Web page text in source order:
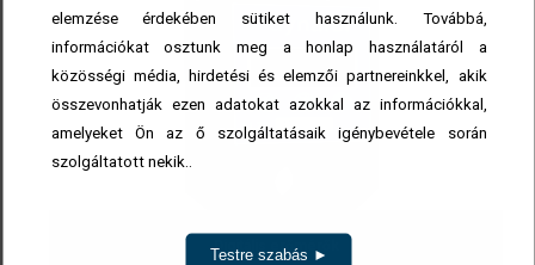
Digitális erőmérők
elemzése érdekében sütiket használunk. Továbbá,
információkat osztunk meg a honlap használatáról a
közösségi média, hirdetési és elemzői partnereinkkel, akik
összevonhatják ezen adatokat azokkal az információkkal,
amelyeket Ön az ő szolgáltatásaik igénybevétele során
szolgáltatott nekik..
Testre szabás ►